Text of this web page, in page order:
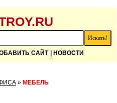
САЙТ | НОВОСТИ
» МЕБЕЛЬ